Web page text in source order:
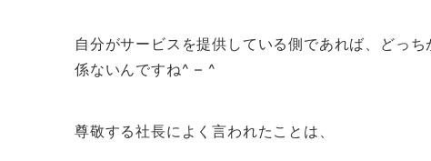
自分がサービスを提供している側であれば、どっ
係ないんですね^ – ^
尊敬する社長によく言われたことは、